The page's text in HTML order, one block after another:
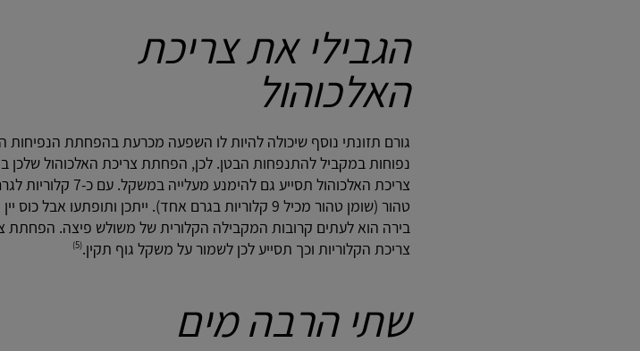
הגבילי את צריכת
האלכוהול
גורם תזונתי נוסף שיכולה להיות לו השפעה מכרעת בהפחתת הנפיחות
נפוחות במקביל להתנפחות הבטן. לכן, הפחתת צריכת האלכוהול
צריכת האלכוהול
טהור (שומן טהור מכיל 9 קלוריות בגרם אחד). ייתכן
בירה הוא לעתים קרובות המקבילה הקלורית של משולש פיצה. הפחתת
צריכת הקלוריות וכך תסייע לכן לשמור על משקל גוף תקין.(5)
שתי הרבה מים